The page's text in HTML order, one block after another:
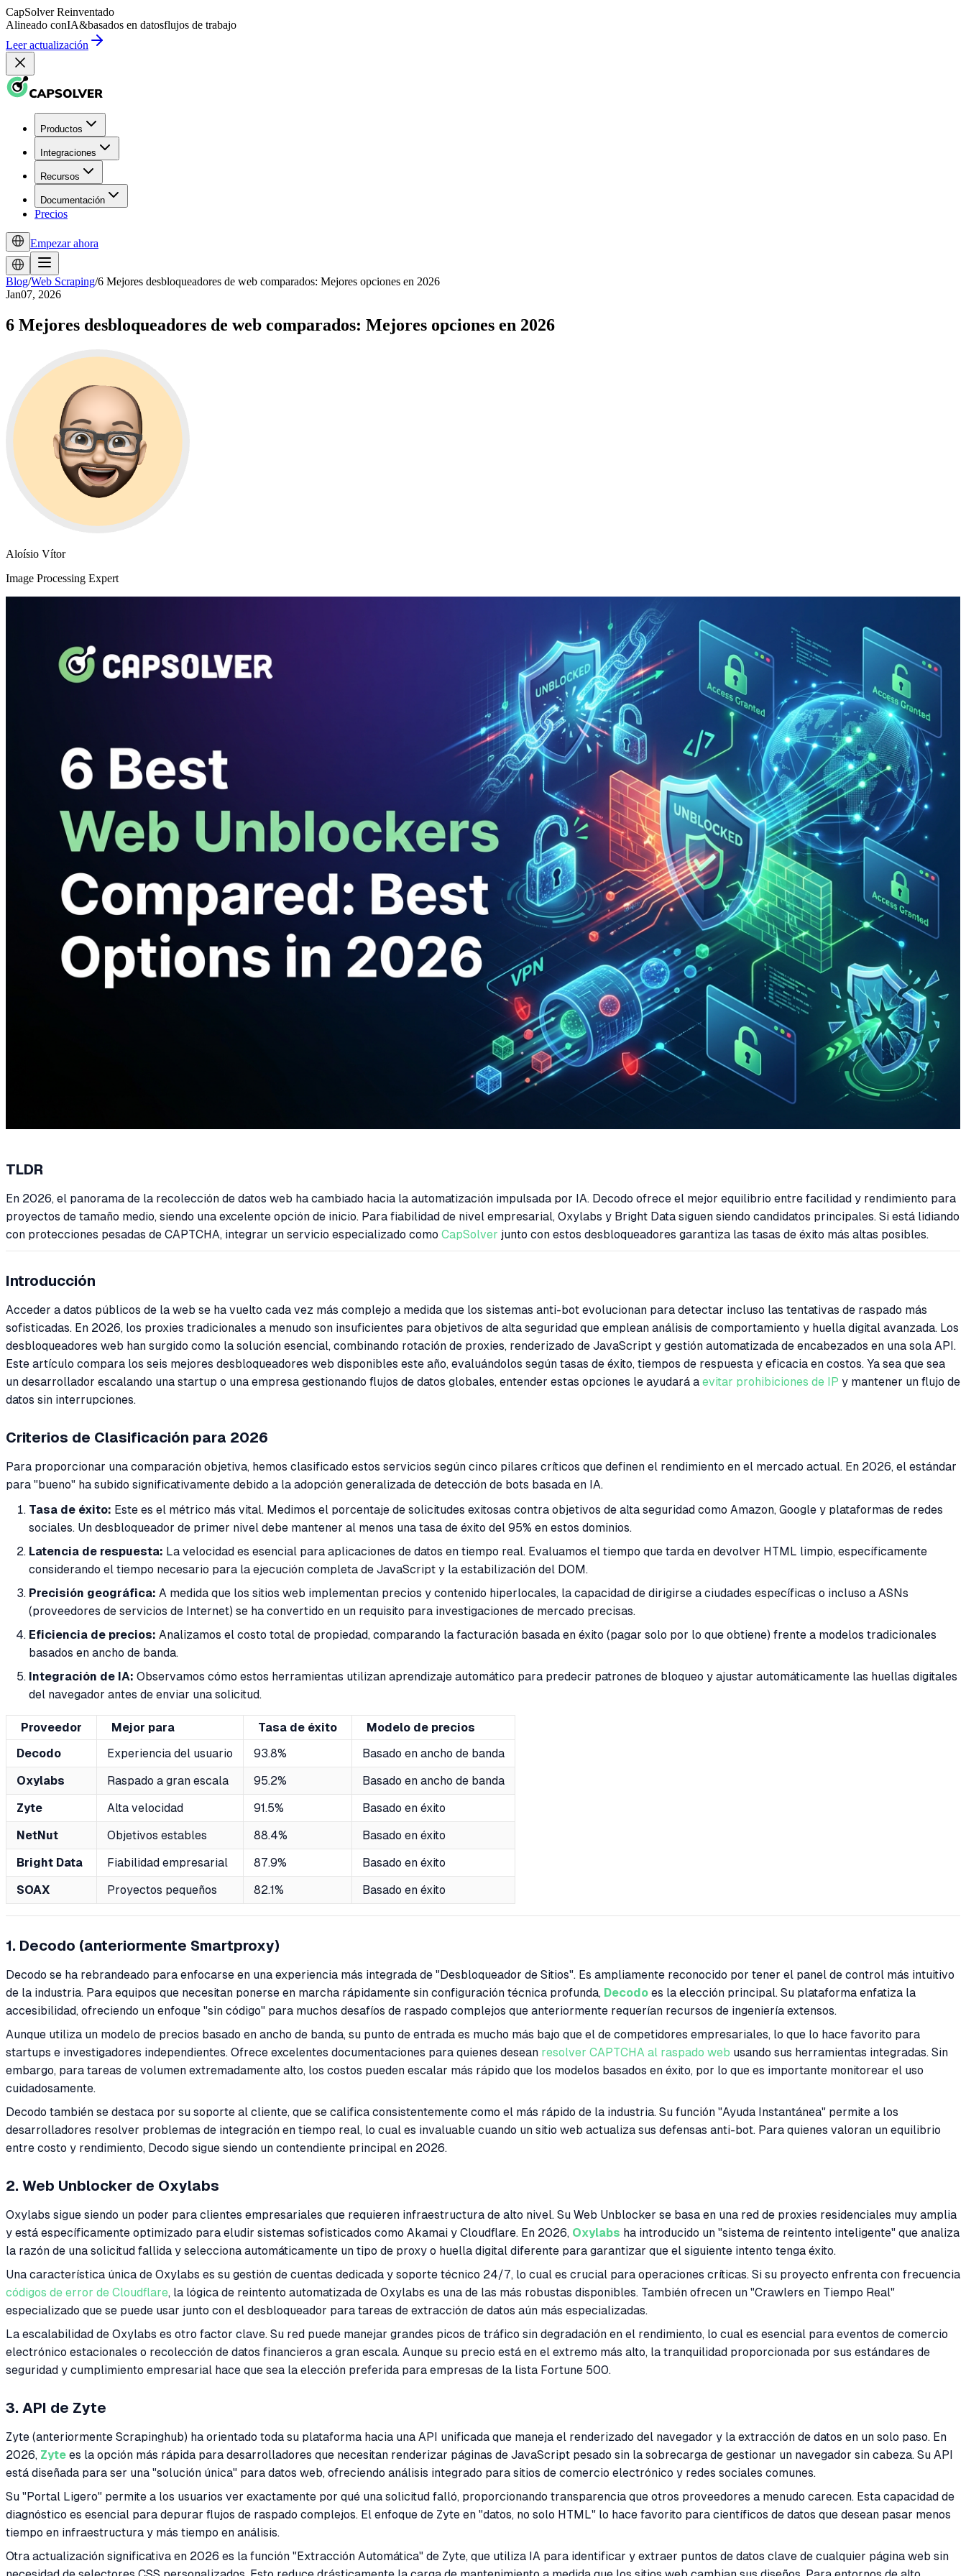
CapSolver Reinventado
Alineado conIA&basados en datosflujos de trabajo
Leer actualización
Productos
Integraciones
Recursos
Documentación
Precios
Empezar ahora
Blog/Web Scraping/6 Mejores desbloqueadores de web comparados: Mejores opciones en 2026
Jan07, 2026
6 Mejores desbloqueadores de web comparados: Mejores opciones en 2026
Aloísio Vítor
Image Processing Expert
TLDR
En 2026, el panorama de la recolección de datos web ha cambiado hacia la automatización impulsada por IA. Decodo ofrece el mejor equilibrio entre facilidad y rendimiento para
proyectos de tamaño medio, siendo una excelente opción de inicio. Para fiabilidad de nivel empresarial, Oxylabs y Bright Data siguen siendo candidatos principales. Si está lidiando
con protecciones pesadas de CAPTCHA, integrar un servicio especializado como CapSolver junto con estos desbloqueadores garantiza las tasas de éxito más altas posibles.
Introducción
Acceder a datos públicos de la web se ha vuelto cada vez más complejo a medida que los sistemas anti-bot evolucionan para detectar incluso las tentativas de raspado más
sofisticadas. En 2026, los proxies tradicionales a menudo son insuficientes para objetivos de alta seguridad que emplean análisis de comportamiento y huella digital avanzada. Los
desbloqueadores web han surgido como la solución esencial, combinando rotación de proxies, renderizado de JavaScript y gestión automatizada de encabezados en una sola API.
Este artículo compara los seis mejores desbloqueadores web disponibles este año, evaluándolos según tasas de éxito, tiempos de respuesta y eficacia en costos. Ya sea que sea
un desarrollador escalando una startup o una empresa gestionando flujos de datos globales, entender estas opciones le ayudará a evitar prohibiciones de IP y mantener un flujo de
datos sin interrupciones.
Criterios de Clasificación para 2026
Para proporcionar una comparación objetiva, hemos clasificado estos servicios según cinco pilares críticos que definen el rendimiento en el mercado actual. En 2026, el estándar
para "bueno" ha subido significativamente debido a la adopción generalizada de detección de bots basada en IA.
Tasa de éxito: Este es el métrico más vital. Medimos el porcentaje de solicitudes exitosas contra objetivos de alta seguridad como Amazon, Google y plataformas de redes
sociales. Un desbloqueador de primer nivel debe mantener al menos una tasa de éxito del 95% en estos dominios.
Latencia de respuesta: La velocidad es esencial para aplicaciones de datos en tiempo real. Evaluamos el tiempo que tarda en devolver HTML limpio, específicamente
considerando el tiempo necesario para la ejecución completa de JavaScript y la estabilización del DOM.
Precisión geográfica: A medida que los sitios web implementan precios y contenido hiperlocales, la capacidad de dirigirse a ciudades específicas o incluso a ASNs
(proveedores de servicios de Internet) se ha convertido en un requisito para investigaciones de mercado precisas.
Eficiencia de precios: Analizamos el costo total de propiedad, comparando la facturación basada en éxito (pagar solo por lo que obtiene) frente a modelos tradicionales
basados en ancho de banda.
Integración de IA: Observamos cómo estos herramientas utilizan aprendizaje automático para predecir patrones de bloqueo y ajustar automáticamente las huellas digitales
del navegador antes de enviar una solicitud.
Proveedor Mejor para Tasa de éxito
Modelo de precios
Decodo
Experiencia del usuario 93.8%
Basado en ancho de banda
Oxylabs
Raspado a gran escala 95.2%
Basado en ancho de banda
Zyte
Alta velocidad 91.5%
Basado en éxito
NetNut
Objetivos estables 88.4%
Basado en éxito
Bright Data
Fiabilidad empresarial 87.9%
Basado en éxito
SOAX
Proyectos pequeños 82.1% Basado en éxito
1. Decodo (anteriormente Smartproxy)
Decodo se ha rebrandeado para enfocarse en una experiencia más integrada de "Desbloqueador de Sitios". Es ampliamente reconocido por tener el panel de control más intuitivo
de la industria. Para equipos que necesitan ponerse en marcha rápidamente sin configuración técnica profunda, Decodo es la elección principal. Su plataforma enfatiza la
accesibilidad, ofreciendo un enfoque "sin código" para muchos desafíos de raspado complejos que anteriormente requerían recursos de ingeniería extensos.
Aunque utiliza un modelo de precios basado en ancho de banda, su punto de entrada es mucho más bajo que el de competidores empresariales, lo que lo hace favorito para
startups e investigadores independientes. Ofrece excelentes documentaciones para quienes desean resolver CAPTCHA al raspado web usando sus herramientas integradas. Sin
embargo, para tareas de volumen extremadamente alto, los costos pueden escalar más rápido que los modelos basados en éxito, por lo que es importante monitorear el uso
cuidadosamente.
Decodo también se destaca por su soporte al cliente, que se califica consistentemente como el más rápido de la industria. Su función "Ayuda Instantánea" permite a los
desarrolladores resolver problemas de integración en tiempo real, lo cual es invaluable cuando un sitio web actualiza sus defensas anti-bot. Para quienes valoran un equilibrio
entre costo y rendimiento, Decodo sigue siendo un contendiente principal en 2026.
2. Web Unblocker de Oxylabs
Oxylabs sigue siendo un poder para clientes empresariales que requieren infraestructura de alto nivel. Su Web Unblocker se basa en una red de proxies residenciales muy amplia
y está específicamente optimizado para eludir sistemas sofisticados como Akamai y Cloudflare. En 2026, Oxylabs ha introducido un "sistema de reintento inteligente" que analiza
la razón de una solicitud fallida y selecciona automáticamente un tipo de proxy o huella digital diferente para garantizar que el siguiente intento tenga éxito.
Una característica única de Oxylabs es su gestión de cuentas dedicada y soporte técnico 24/7, lo cual es crucial para operaciones críticas. Si su proyecto enfrenta con frecuencia
códigos de error de Cloudflare, la lógica de reintento automatizada de Oxylabs es una de las más robustas disponibles. También ofrecen un "Crawlers en Tiempo Real"
especializado que se puede usar junto con el desbloqueador para tareas de extracción de datos aún más especializadas.
La escalabilidad de Oxylabs es otro factor clave. Su red puede manejar grandes picos de tráfico sin degradación en el rendimiento, lo cual es esencial para eventos de comercio
electrónico estacionales o recolección de datos financieros a gran escala. Aunque su precio está en el extremo más alto, la tranquilidad proporcionada por sus estándares de
seguridad y cumplimiento empresarial hace que sea la elección preferida para empresas de la lista Fortune 500.
3. API de Zyte
Zyte (anteriormente Scrapinghub) ha orientado toda su plataforma hacia una API unificada que maneja el renderizado del navegador y la extracción de datos en un solo paso. En
2026, Zyte es la opción más rápida para desarrolladores que necesitan renderizar páginas de JavaScript pesado sin la sobrecarga de gestionar un navegador sin cabeza. Su API
está diseñada para ser una "solución única" para datos web, ofreciendo análisis integrado para sitios de comercio electrónico y redes sociales comunes.
Su "Portal Ligero" permite a los usuarios ver exactamente por qué una solicitud falló, proporcionando transparencia que otros proveedores a menudo carecen. Esta capacidad de
diagnóstico es esencial para depurar flujos de raspado complejos. El enfoque de Zyte en "datos, no solo HTML" lo hace favorito para científicos de datos que desean pasar menos
tiempo en infraestructura y más tiempo en análisis.
Otra actualización significativa en 2026 es la función "Extracción Automática" de Zyte, que utiliza IA para identificar y extraer puntos de datos clave de cualquier página web sin